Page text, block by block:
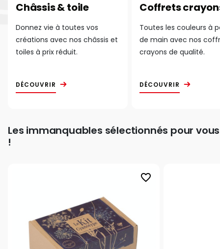
Châssis & toile
Donnez vie à toutes vos
créations avec nos châssis et
toiles à prix réduit.
DÉCOUVRIR
Coffrets
Toutes les couleurs à
de main avec nos
crayons de qualité.
DÉCOUVRIR
Les immanquables sélectionnés pour vous
!
favorite_border